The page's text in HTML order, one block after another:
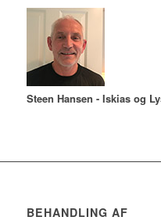
Steen Hansen - Iskias og
BEHANDLING AF